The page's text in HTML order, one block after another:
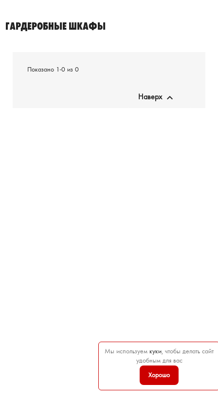
Мы используем куки , чтобы делать сайт
удобным для вас
Хорошо
ГАРДЕРОБНЫЕ ШКАФЫ
Показано 1-0 из 0
Наверх 